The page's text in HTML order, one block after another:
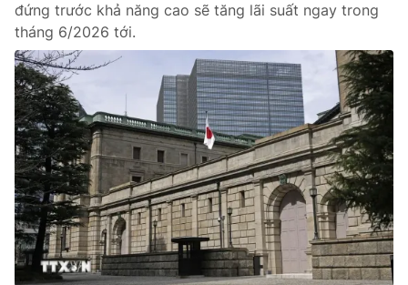
đứng trước khả năng cao sẽ tăng lãi suất ngay trong
tháng 6/2026 tới.